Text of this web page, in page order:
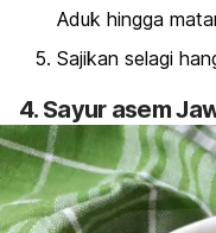
Aduk hingga
Sajikan selagi
4. Sayur asem